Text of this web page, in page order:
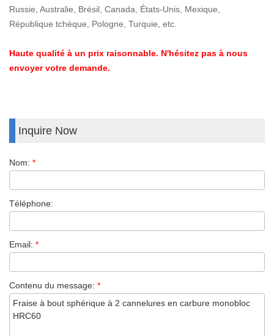
Russie, Australie, Brésil, Canada, États-Unis, Mexique,
République tchèque, Pologne, Turquie, etc.
Haute qualité à un prix raisonnable. N'hésitez pas à nous
envoyer votre demande.
Inquire Now
Nom: *
Téléphone:
Email: *
Contenu du message: *